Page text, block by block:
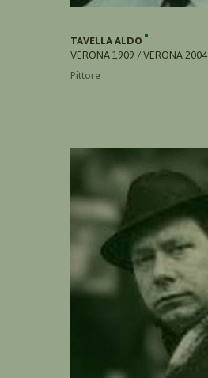
TAVELLA ALDO
VERONA 1909 / VERONA 2004
Pittore